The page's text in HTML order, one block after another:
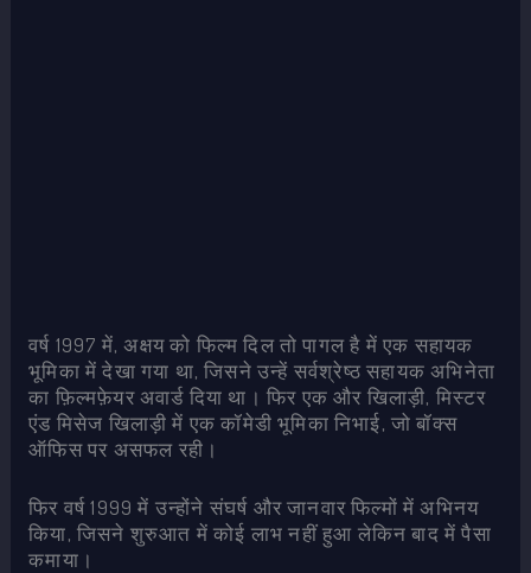
वर्ष 1997 में, अक्षय को फिल्म दिल तो पागल है में एक सहायक
भूमिका में देखा गया था, जिसने उन्हें सर्वश्रेष्ठ सहायक अभिनेता
का फ़िल्मफ़ेयर अवार्ड दिया था। फिर एक और खिलाड़ी, मिस्टर
एंड मिसेज खिलाड़ी में एक कॉमेडी भूमिका निभाई, जो बॉक्स
ऑफिस पर असफल रही।
फिर वर्ष 1999 में उन्होंने संघर्ष और जानवार फिल्मों में अभिनय
किया, जिसने शुरुआत में कोई लाभ नहीं हुआ लेकिन बाद में पैसा
कमाया।